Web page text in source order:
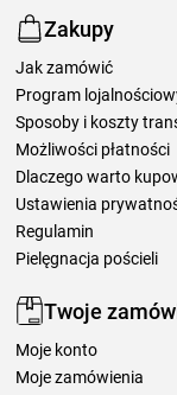
Zakupy
Jak zamówić
Program
Sposoby i koszty
Możliwości płatności
Dlaczego warto
Ustawienia
Regulamin
Pielęgnacja pościeli
Twoje
Moje konto
Moje zamówienia